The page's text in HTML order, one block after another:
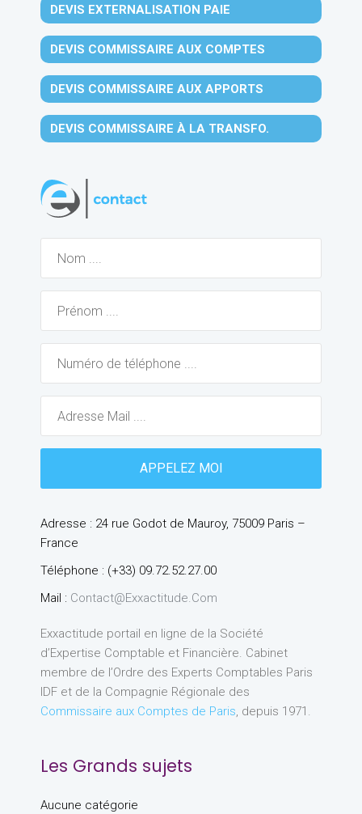
DEVIS EXTERNALISATION PAIE
DEVIS COMMISSAIRE AUX COMPTES
DEVIS COMMISSAIRE AUX APPORTS
DEVIS COMMISSAIRE À LA TRANSFO.
Adresse : 24 rue Godot de Mauroy, 75009 Paris –
France
Téléphone : (+33) 09.72.52.27.00
Mail : Contact@exxactitude.com
Exxactitude portail en ligne de la Société
d’Expertise Comptable et Financière. Cabinet
membre de l’Ordre des Experts Comptables Paris
IDF et de la Compagnie Régionale des
Commissaire aux Comptes de Paris, depuis 1971.
Les Grands sujets
Aucune catégorie